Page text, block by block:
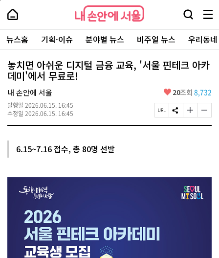
본
로
가
내
손
안
에
서
울
-
서
울
시
대
표
소
통
포
내
손
에
울
검
창
열
기
메
뉴
전
체
보
기
주
요
서
뉴스홈 기획·이슈 분야별 뉴스 비주얼 뉴스 우리동
놓치면 아쉬운 디지털 금융 교육, '서울 핀테크 아카
데미'에서 무료로!
내 손안에 서울
발행일 2026.06.15. 16:45
수정일 2026.06.15. 16:45
좋
요
20조회 8,732
페
이
S
N
글
자
하
기
글
자
하
6.15~7.16 접수, 총 80명 선발
페
상
단
로